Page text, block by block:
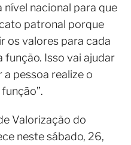
nacional para que
patronal porque
os valores para cada
Isso vai ajudar
pessoa realize o
Valorização do
neste sábado, 26,